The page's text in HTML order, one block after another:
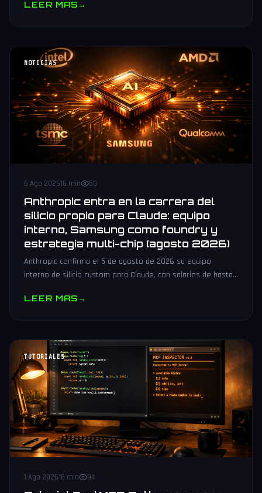
LEER MAS→
NOTICIAS
6 Ago 202616 min 50
Anthropic entra en la carrera del
silicio propio para Claude: equipo
interno, Samsung como foundry y
estrategia multi-chip (agosto 2026)
Anthropic confirma el 5 de agosto de 2026 su equipo
interno de silicio custom para Claude, con salarios de hasta
estrategia multi-chip.
LEER MAS→
TUTORIALES
1 Ago 202618 min 94